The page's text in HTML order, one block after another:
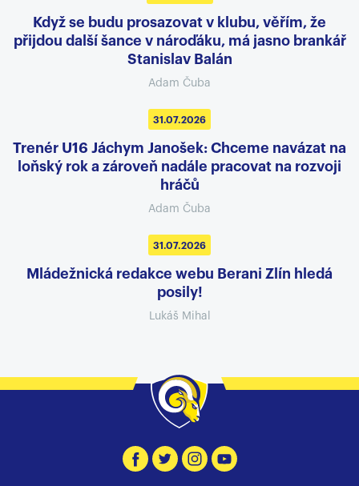
Když se budu prosazovat v klubu, věřím, že
přijdou další šance v nároďáku, má jasno brankář
Stanislav Balán
Adam Čuba
31.07.2026
Trenér U16 Jáchym Janošek: Chceme navázat na
loňský rok a zároveň nadále pracovat na rozvoji
hráčů
Adam Čuba
31.07.2026
Mládežnická redakce webu Berani Zlín hledá
posily!
Lukáš Mihal